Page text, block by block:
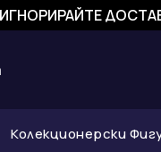
Колекционерски